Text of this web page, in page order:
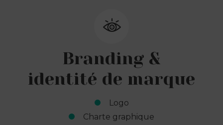
Branding &
identité de marque
Logo
Charte graphique